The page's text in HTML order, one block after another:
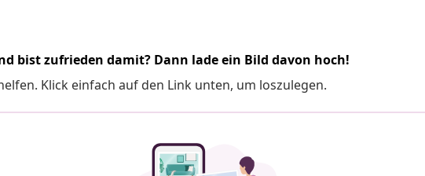
bist zufrieden damit? Dann lade ein Bild davon hoch!
Klick einfach auf den Link unten, um loszulegen.